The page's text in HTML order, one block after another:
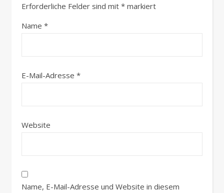
Erforderliche Felder sind mit * markiert
Name *
E-Mail-Adresse *
Website
Name, E-Mail-Adresse und Website in diesem